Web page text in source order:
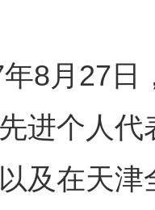
27日，
进个人
及在天